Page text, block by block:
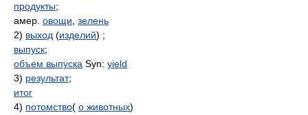
продукты;
амер. овощи зелень
2) выход (изделий) ;
выпуск;
объем выпуска Syn: yield
3) результат;
итог
4) потомство( о животных)